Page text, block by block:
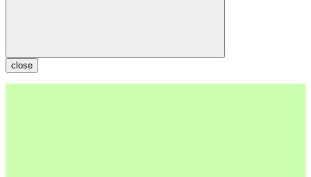
close